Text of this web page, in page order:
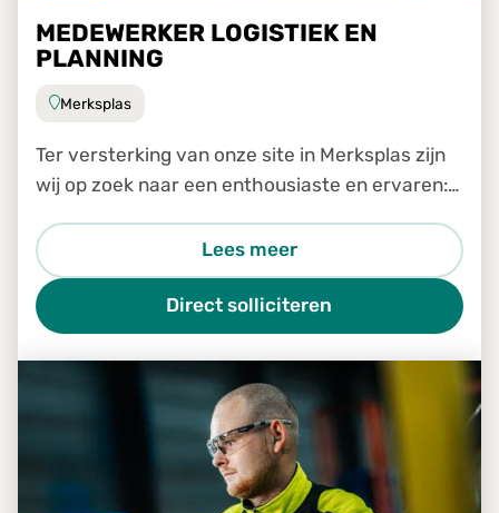
MEDEWERKER LOGISTIEK EN
PLANNING
Merksplas
Ter versterking van onze site in Merksplas zijn
wij op zoek naar een enthousiaste en ervaren:
Lees meer
Direct solliciteren